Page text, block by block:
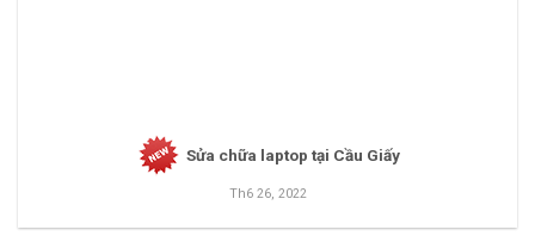
Sửa chữa laptop tại Cầu Giấy
Th6 26, 2022